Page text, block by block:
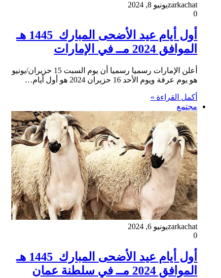
zarkachatيونيو 8, 2024
0
أول أيام عيد الأضحى المبارك 1445 هـ
الموافق 2024 مــ في الإمارات
أعلن الإمارات رسميا رسميا أن يوم السبت 15 حزيران/يونيو
هو يوم عرفة ويوم الأحد 16 حزيران 2024 هو أول أيام…
أكمل القراءة »
مجتمع
zarkachatيونيو 6, 2024
0
أول أيام عيد الأضحى المبارك 1445 هـ
الموافق 2024 مــ في سلطنة عمان